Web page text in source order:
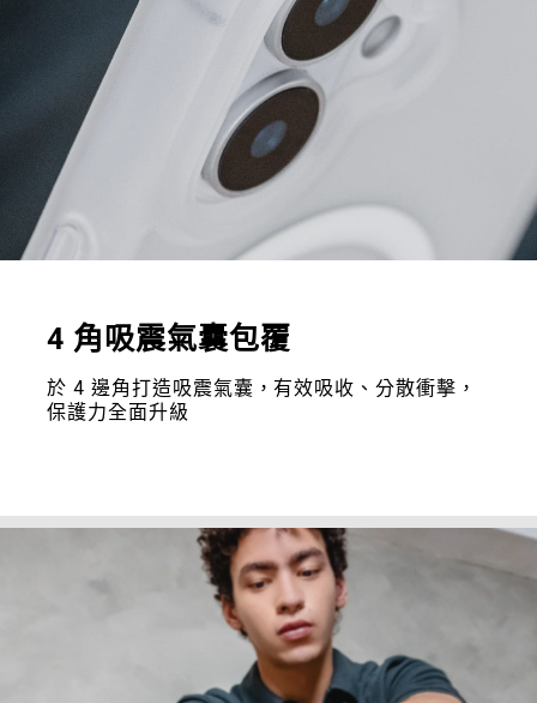
4 角吸震氣囊包覆
於 4 邊角打造吸震氣囊，有效吸收、分散衝擊，
保護力全面升級